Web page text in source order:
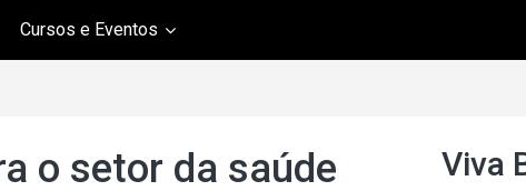
Cursos e Eventos
o setor da saúde Viva